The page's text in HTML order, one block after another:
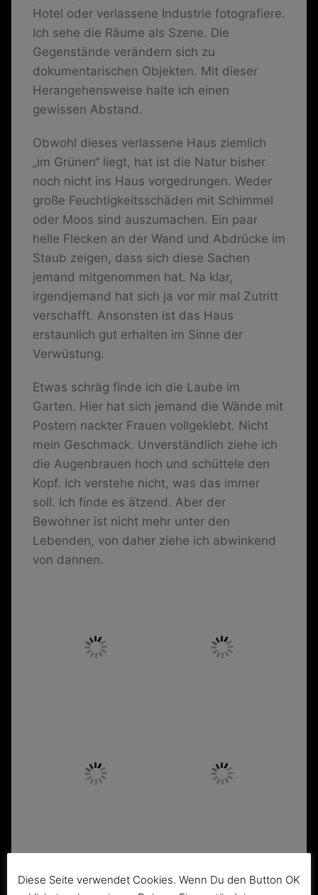
Hotel oder verlassene Industrie fotografiere.
Ich sehe die Räume als Szene. Die
Gegenstände verändern sich zu
dokumentarischen Objekten. Mit dieser
Herangehensweise halte ich einen
gewissen Abstand.
Obwohl dieses verlassene Haus ziemlich
„im Grünen“ liegt, hat ist die Natur bisher
noch nicht ins Haus vorgedrungen. Weder
große Feuchtigkeitsschäden mit Schimmel
oder Moos sind auszumachen. Ein paar
helle Flecken an der Wand und Abdrücke im
Staub zeigen, dass sich diese Sachen
jemand mitgenommen hat. Na klar,
irgendjemand hat sich ja vor mir mal Zutritt
verschafft. Ansonsten ist das Haus
erstaunlich gut erhalten im Sinne der
Verwüstung.
Etwas schräg finde ich die Laube im
Garten. Hier hat sich jemand die Wände mit
Postern nackter Frauen vollgeklebt. Nicht
mein Geschmack. Unverständlich ziehe ich
die Augenbrauen hoch und schüttele den
Kopf. Ich verstehe nicht, was das immer
soll. Ich finde es ätzend. Aber der
Bewohner ist nicht mehr unter den
Lebenden, von daher ziehe ich abwinkend
von dannen.
Diese Seite verwendet Cookies. Wenn Du den Button OK